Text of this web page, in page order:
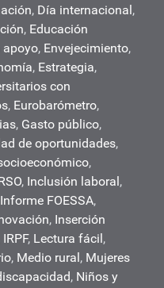
, Día internacional,
, Educación
apoyo, Envejecimiento,
, Estrategia,
con
, Eurobarómetro,
, Gasto público,
de oportunidades,
,
, Inclusión laboral,
Informe FOESSA,
, Inserción
IRPF, Lectura fácil,
, Medio rural, Mujeres
, Niños y